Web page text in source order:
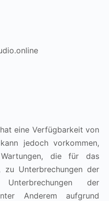
eine Verfügbarkeit von
jedoch vorkommen,
die für das
zu Unterbrechungen der
der
Anderem aufgrund